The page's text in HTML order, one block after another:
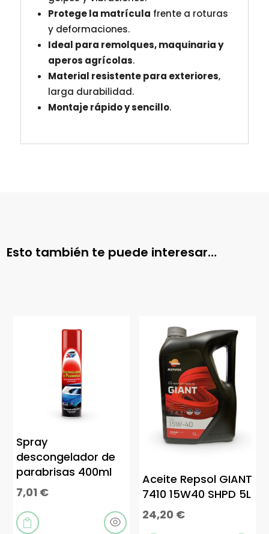
Protege la matrícula frente a roturas
y deformaciones.
Ideal para remolques, maquinaria y
aperos agrícolas.
Material resistente para exteriores,
larga durabilidad.
Montaje rápido y sencillo.
Esto también te puede interesar…
Spray
descongelador de
parabrisas 400ml
7,01 €

Aceite Repsol GIANT
7410 15W40 SHPD 5L
24,20 €